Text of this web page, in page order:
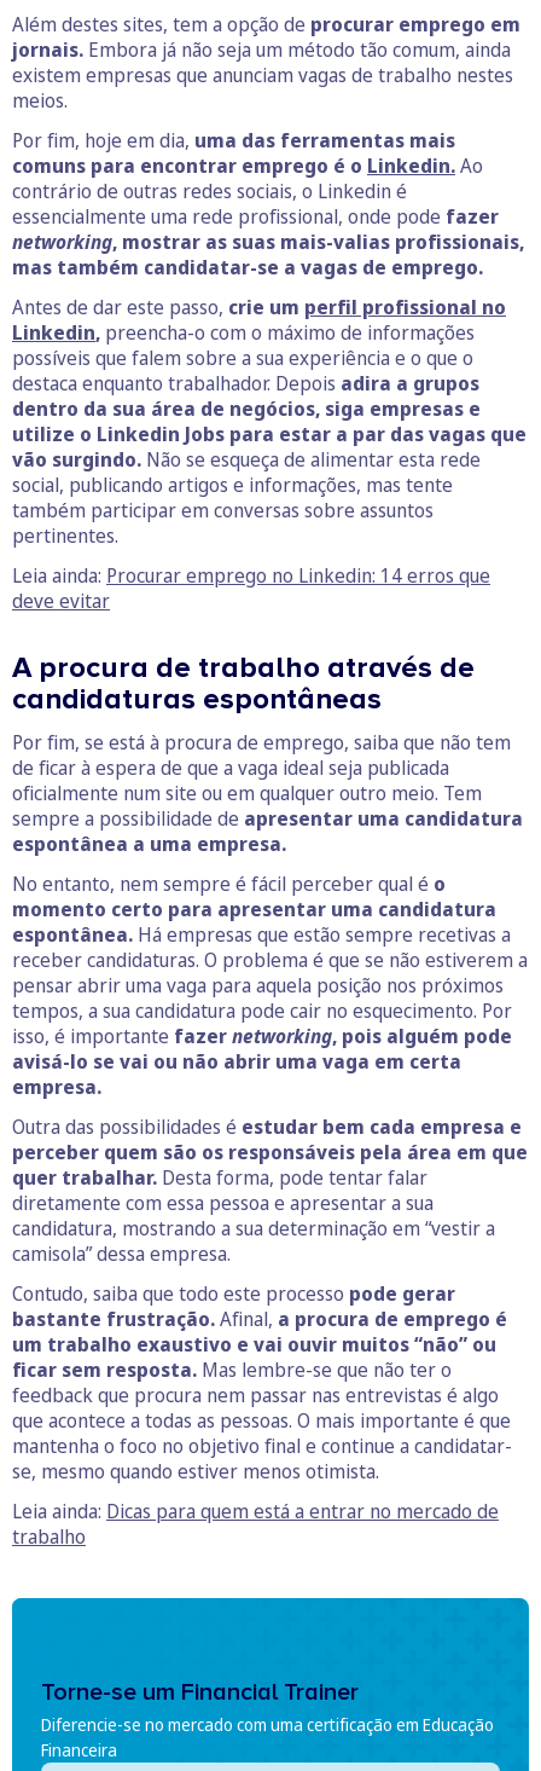
Além destes sites, tem a opção de procurar emprego em
jornais. Embora já não seja um método tão comum, ainda
existem empresas que anunciam vagas de trabalho nestes
meios.
Por fim, hoje em dia, uma das ferramentas mais
comuns para encontrar emprego é o Linkedin.Ao
contrário de outras redes sociais, o Linkedin é
essencialmente uma rede profissional, onde pode fazer
networking, mostrar as suas mais-valias profissionais,
mas também candidatar-se a vagas de emprego.
Antes de dar este passo, crie um perfil profissional no
Linkedin, preencha-o com o máximo de informações
possíveis que falem sobre a sua experiência e o que o
destaca enquanto trabalhador. Depois adira a grupos
dentro da sua área de negócios, siga empresas e
utilize o Linkedin Jobs para estar a par das vagas que
vão surgindo. Não se esqueça de alimentar esta rede
social, publicando artigos e informações, mas tente
também participar em conversas sobre assuntos
pertinentes.
Leia ainda: Procurar emprego no Linkedin: 14 erros que
deve evitar
A procura de trabalho através de
candidaturas espontâneas
Por fim, se está à procura de emprego, saiba que não tem
de ficar à espera de que a vaga ideal seja publicada
oficialmente num site ou em qualquer outro meio. Tem
sempre a possibilidade de apresentar uma candidatura
espontânea a uma empresa.
No entanto, nem sempre é fácil perceber qual é o
momento certo para apresentar uma candidatura
espontânea. Há empresas que estão sempre recetivas a
receber candidaturas. O problema é que se não estiverem a
pensar abrir uma vaga para aquela posição nos próximos
tempos, a sua candidatura pode cair no esquecimento. Por
isso, é importante fazernetworking, pois alguém pode
avisá-lo se vai ou não abrir uma vaga em certa
empresa.
Outra das possibilidades é estudar bem cada empresa e
perceber quem são os responsáveis pela área em que
quer trabalhar. Desta forma, pode tentar falar
diretamente com essa pessoa e apresentar a sua
candidatura, mostrando a sua determinação em “vestir a
camisola” dessa empresa.
Contudo, saiba que todo este processo pode gerar
bastante frustração.Afinal, a procura de emprego é
um trabalho exaustivo e vai ouvir muitos “não” ou
ficar sem resposta. Mas lembre-se que não ter o
feedback que procura nem passar nas entrevistas é algo
que acontece a todas as pessoas. O mais importante é que
mantenha o foco no objetivo final e continue a candidatar-
se, mesmo quando estiver menos otimista.
Leia ainda: Dicas para quem está a entrar no mercado de
trabalho
Torne-se um Financial Trainer
Diferencie-se no mercado com uma certificação em Educação
Financeira